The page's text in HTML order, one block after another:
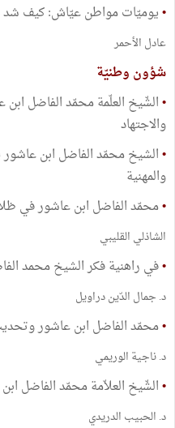
•يوميّات مواطن عيّاش: كيف شد
عادل الأحمر
شؤون وطنيّة
•
والاجتهاد
•الشيخ محمّد الفاضل ابن
والمهنية
•محمّد الفاضل ابن عاشور في
الشاذلي القليبي
•في راهنية فكر الشيخ محمد
د. جمال الدّين دراويل
•محمّد الفاضل ابن عاشور
د. ناجية الوريمي
•الشّيخ العلاّمة محمّد الفاضل
د. الحبيب الدريدي